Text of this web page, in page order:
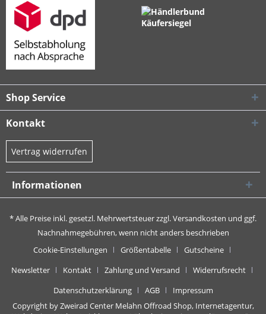
Shop Service
Kontakt
Vertrag widerrufen
Informationen
* Alle Preise inkl. gesetzl. Mehrwertsteuer zzgl.Versandkosten und ggf.
Nachnahmegebühren, wenn nicht anders beschrieben
Cookie-Einstellungen
Größentabelle
Gutscheine
Newsletter
Kontakt Zahlung und Versand
Widerrufsrecht
Datenschutzerklärung
AGB
Impressum
Copyright by Zweirad Center Melahn Offroad Shop, Internetagentur,